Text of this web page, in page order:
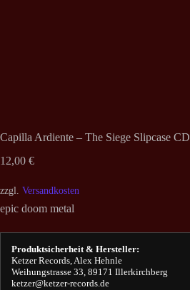
Capilla Ardiente – The Siege Slipcase CD
12,00 €
zzgl. Versandkosten
epic doom metal
Produktsicherheit & Hersteller:
Ketzer Records, Alex Hehnle
Weihungstrasse 33, 89171 Illerkirchberg
ketzer@ketzer-records.de